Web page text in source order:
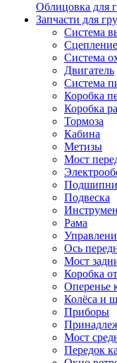
Облицовка для
Запчасти для
Система
Сцепление
Система
Двигатель
Система
Коробка
Коробка
Тормоза
Кабина
Метизы
Мост
Подвеска
Рама
Ось
Мост
Коробка
Оперенье
Колёса и
Приборы
Мост
Передок